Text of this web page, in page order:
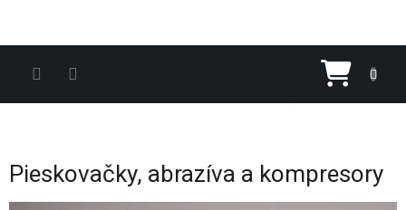
Pieskovačky, abrazíva a kompresory